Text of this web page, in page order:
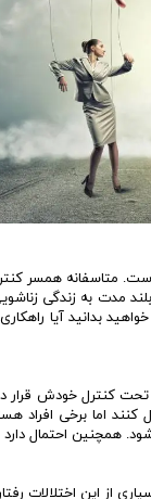
است. متاسفانه همسر
مدت به زندگی
بدانید آیا راهکاری
کنترل خودش قرار
اما برخی افراد
همچنین احتمال
از این اختلالات